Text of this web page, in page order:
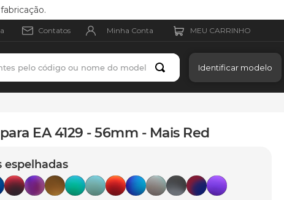
Contatos Minha Conta
pelo código ou nome do modelo
Identificar modelo
EA 4129 - 56mm - Mais Red
espelhadas